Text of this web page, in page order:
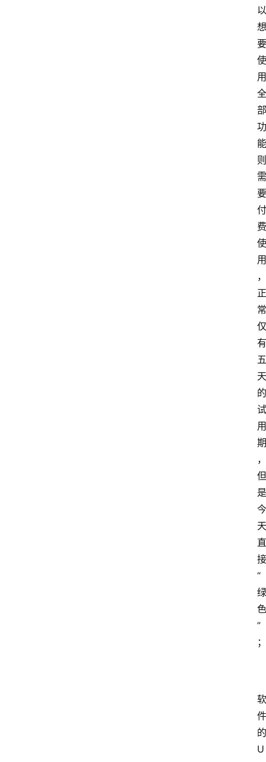
以
想
要
使
用
全
部
功
能
则
需
要
付
费
使
用
，
正
常
仅
有
五
天
的
试
用
期
，
但
是
今
天
直
接
“
绿
色
”
；
软
件
的
U